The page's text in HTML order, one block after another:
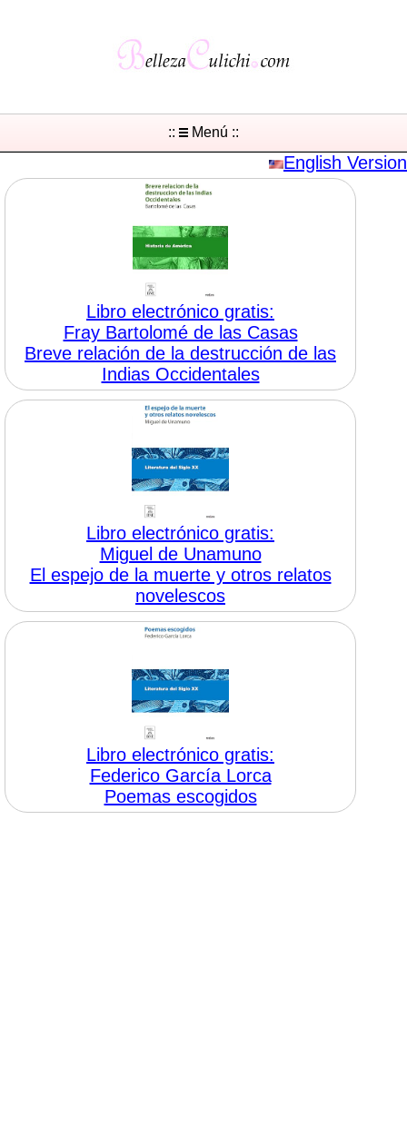
:: Menú ::
English Version
Libro electrónico gratis:
Fray Bartolomé de las Casas
Breve relación de la destrucción de las
Indias Occidentales
Libro electrónico gratis:
Miguel de Unamuno
El espejo de la muerte y otros relatos
novelescos
Libro electrónico gratis:
Federico García Lorca
Poemas escogidos